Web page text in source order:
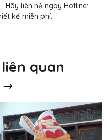
Hãy liên hệ ngay Hotline:
kế miễn phí.
quan